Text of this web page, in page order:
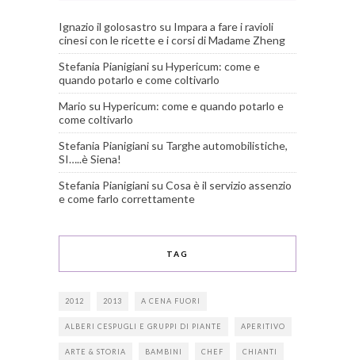
Ignazio il golosastro su Impara a fare i ravioli
cinesi con le ricette e i corsi di Madame Zheng
Stefania Pianigiani su Hypericum: come e
quando potarlo e come coltivarlo
Mario su Hypericum: come e quando potarlo e
come coltivarlo
Stefania Pianigiani su Targhe automobilistiche,
SI…..è Siena!
Stefania Pianigiani su Cosa è il servizio assenzio
e come farlo correttamente
TAG
2012 2013 A CENA FUORI
ALBERI CESPUGLI E GRUPPI DI PIANTE APERITIVO
ARTE & STORIA BAMBINI CHEF CHIANTI